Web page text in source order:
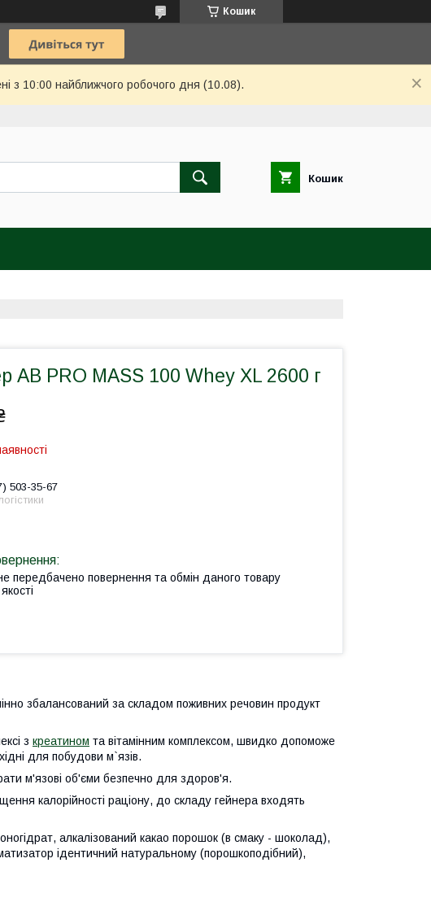
Кошик
з 10:00 найближчого робочого дня (10.08).
Кошик
AB PRO MASS 100 Whey XL 2600 г
503-35-67
передбачено повернення та обмін даного товару
збалансований за складом поживних речовин продукт
з креатином та вітамінним комплексом, швидко допоможе
для побудови м`язів.
м'язові об'єми безпечно для здоров'я.
калорійності раціону, до складу гейнера входять
алкалізований какао порошок (в смаку - шоколад),
ідентичний натуральному (порошкоподібний),